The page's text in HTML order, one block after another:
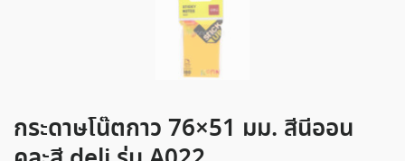
กระดาษโน๊ตกาว 76×51 มม. สีนีออน